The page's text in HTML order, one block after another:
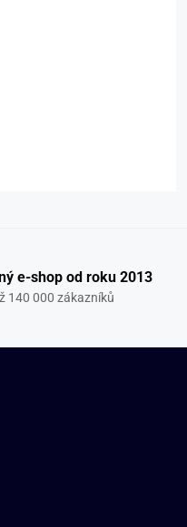
e-shop od roku 2013
140 000 zákazníků